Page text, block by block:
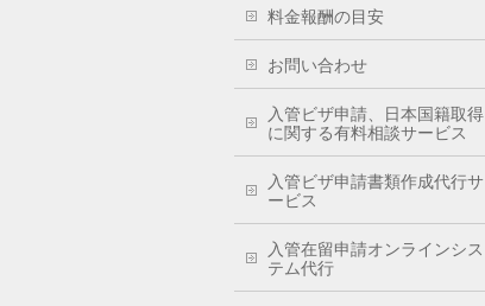
料金報酬の目安
お問い合わせ
入管ビザ申請、日本国籍取得
に関する有料相談サービス
入管ビザ申請書類作成代行サ
ービス
入管在留申請オンラインシス
テム代行